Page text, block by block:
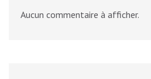
Aucun commentaire à afficher.